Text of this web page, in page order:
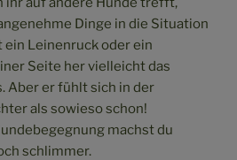
Dinge in die Situation
ein Leinenruck oder ein
Seite her vielleicht das
Aber er fühlt sich in der
als sowieso schon!
machst du
schlimmer.